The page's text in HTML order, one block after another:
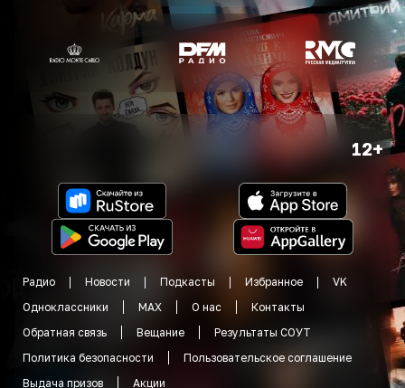
12+
Радио Новости Подкасты Избранное
VK
Одноклассники
MAX О нас
Контакты
Обратная связь
Вещание
Результаты СОУТ
Политика безопасности
Пользовательское соглашение
Выдача призов
Акции